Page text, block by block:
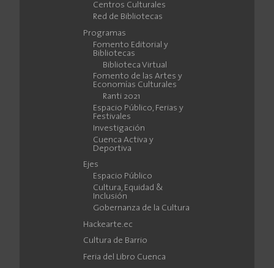
Centros Culturales
Red de Bibliotecas
Programas
Fomento Editorial y
Bibliotecas
Biblioteca Virtual
Fomento de las Artes y
Economías Culturales
Ranti 2021
Espacio Público, Ferias y
Festivales
Investigación
Cuenca Activa y
Deportiva
Ejes
Espacio Público
Cultura, Equidad &
Inclusión
Gobernanza de la Cultura
Hackearte.ec
Cultura de Barrio
Feria del Libro Cuenca